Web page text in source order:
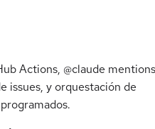
Actions, @claude mentions
issues, y orquestación de